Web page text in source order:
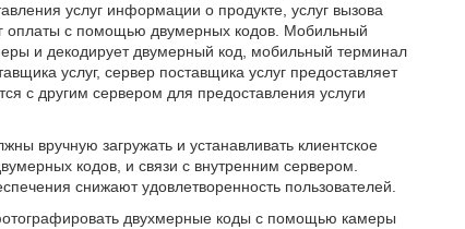
услуг информации о продукте, услуг вызова
оплаты с помощью двумерных кодов. Мобильный
и декодирует двумерный код, мобильный терминал
услуг, сервер поставщика услуг предоставляет
с другим сервером для предоставления услуги
вручную загружать и устанавливать клиентское
кодов, и связи с внутренним сервером.
снижают удовлетворенность пользователей.
двухмерные коды с помощью камеры